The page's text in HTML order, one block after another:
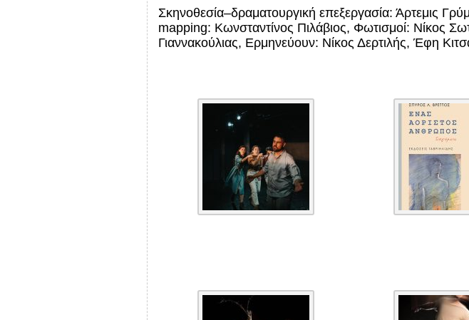
Σκηνοθεσία–δραματουργική επεξεργασία: Άρτεμις
mapping: Κωνσταντίνος Πιλάβιος, Φωτισμοί: Νίκος
Γιαννακούλιας, Ερμηνεύουν: Νίκος Δερτιλής, Έφη